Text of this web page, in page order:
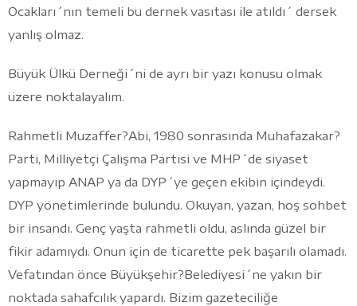
Ocakları´nın temeli bu dernek vasıtası ile atıldı´ dersek
yanlış olmaz.
Büyük Ülkü Derneği´ni de ayrı bir yazı konusu olmak
üzere noktalayalım.
Rahmetli Muzaffer?Abi, 1980 sonrasında Muhafazakar?
Parti, Milliyetçi Çalışma Partisi ve MHP´de siyaset
yapmayıp ANAP ya da DYP´ye geçen ekibin içindeydi.
DYP yönetimlerinde bulundu. Okuyan, yazan, hoş sohbet
bir insandı. Genç yaşta rahmetli oldu, aslında güzel bir
fikir adamıydı. Onun için de ticarette pek başarılı olamadı.
Vefatından önce Büyükşehir?Belediyesi´ne yakın bir
noktada sahafcılık yapardı. Bizim gazeteciliğe